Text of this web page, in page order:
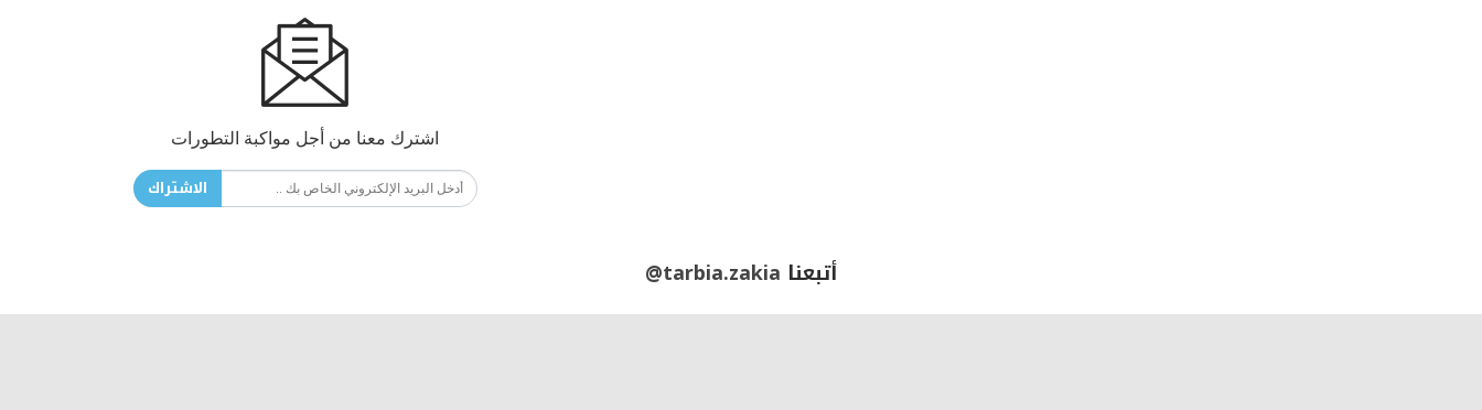
اشترك معنا من أجل مواكبة التطورات
الاشتراك
أتبعنا @tarbia.zakia